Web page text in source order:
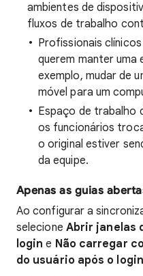
ambientes de
fluxos de trabalho
Profissionais
querem manter uma
exemplo, mudar de
móvel para um
Espaço de trabalho
os funcionários
o original estiver
da equipe.
Apenas as guias
Ao configurar a
selecione Abrir janelas
login e Não carregar
do usuário após o login